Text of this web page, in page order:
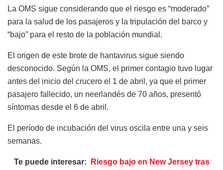
La OMS sigue considerando que el riesgo es “moderado”
para la salud de los pasajeros y la tripulación del barco y
“bajo” para el resto de la población mundial.
El origen de este brote de hantavirus sigue siendo
desconocido. Según la OMS, el primer contagio tuvo lugar
antes del inicio del crucero el 1 de abril, ya que el primer
pasajero fallecido, un neerlandés de 70 años, presentó
síntomas desde el 6 de abril.
El período de incubación del virus oscila entre una y seis
semanas.
Te puede interesar:
Riesgo bajo en New Jersey tras